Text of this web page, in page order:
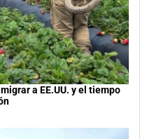
a EE.UU. y el tiempo